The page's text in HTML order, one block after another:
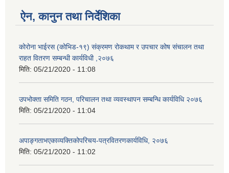
ऐन, कानुन तथा निर्देशिका
कोरोना भाईरस (कोभिड-१९) संक्रमण रोकथाम र उपचार कोष संचालन तथा
राहत वितरण सम्बन्धी कार्यविधी ,२०७६
मिति: 05/21/2020 - 11:08
उपभोक्ता समिति गठन, परिचालन तथा व्यवस्थापन सम्बन्धि कार्यविधि २०७६
मिति: 05/21/2020 - 11:04
अपाङ्गताभएकाव्यक्तिकोपरिचय-पत्रवितरणकार्यविधि, २०७६
मिति: 05/21/2020 - 11:02